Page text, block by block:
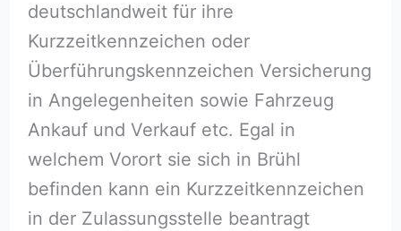
deutschlandweit für ihre
Kurzzeitkennzeichen oder
Überführungskennzeichen Versicherung
in Angelegenheiten sowie Fahrzeug
Ankauf und Verkauf etc. Egal in
welchem Vorort sie sich in Brühl
befinden kann ein Kurzzeitkennzeichen
in der Zulassungsstelle beantragt